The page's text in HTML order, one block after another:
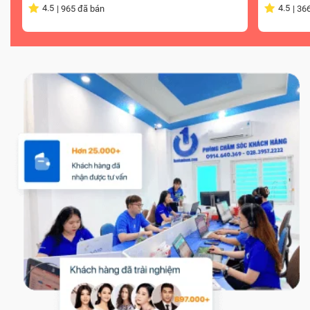
4.5 | 965 đã bán 4.5 |